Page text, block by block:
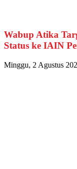
Wabup Atika
Status ke IAIN
Minggu, 2 Agustus